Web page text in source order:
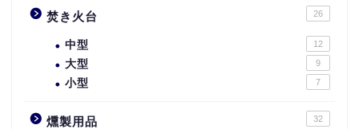
焚き火台 26
中型 12
大型 9
小型 7
燻製用品 32